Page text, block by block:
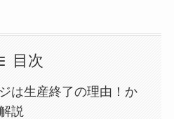
目次
は生産終了の理由！か
説